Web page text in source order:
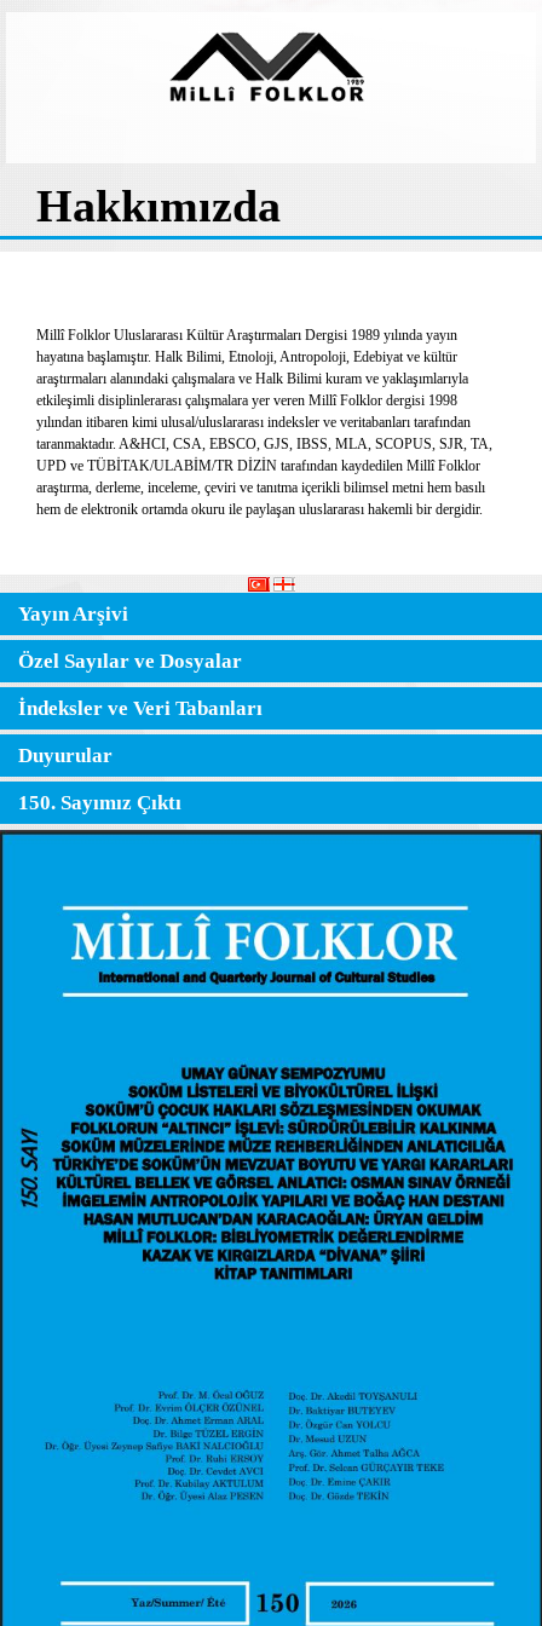
Hakkımızda
Millî Folklor Uluslararası Kültür Araştırmaları Dergisi 1989 yılında yayın
hayatına başlamıştır. Halk Bilimi, Etnoloji, Antropoloji, Edebiyat ve kültür
araştırmaları alanındaki çalışmalara ve Halk Bilimi kuram ve yaklaşımlarıyla
etkileşimli disiplinlerarası çalışmalara yer veren Millî Folklor dergisi 1998
yılından itibaren kimi ulusal/uluslararası indeksler ve veritabanları tarafından
taranmaktadır. A&HCI, CSA, EBSCO, GJS, IBSS, MLA, SCOPUS, SJR, TA,
UPD ve TÜBİTAK/ULABİM/TR DİZİN tarafından kaydedilen Millî Folklor
araştırma, derleme, inceleme, çeviri ve tanıtma içerikli bilimsel metni hem basılı
hem de elektronik ortamda okuru ile paylaşan uluslararası hakemli bir dergidir.
Yayın Arşivi
Özel Sayılar ve Dosyalar
İndeksler ve Veri Tabanları
Duyurular
150. Sayımız Çıktı